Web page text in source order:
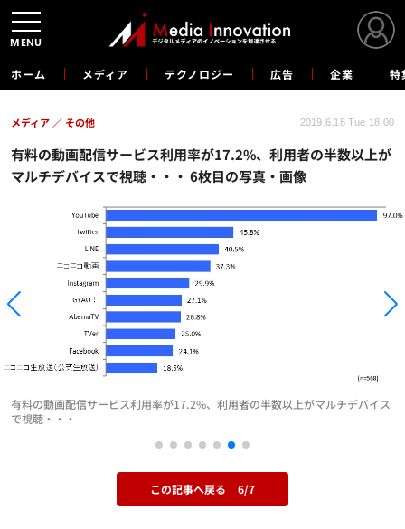
ホーム メディア テクノロジー 広告 企業 特
有料の動画配信サービス利用率が17.2%、利用者の半数以上が
マルチデバイスで視聴・・・ 6枚目の写真・画像
メディア その他 2019.6.18 Tue 18:00
有料の動画配信サービス利用率が17.2%、利用者の半数以上がマルチデバイス
で視聴・・・
この記事へ戻る 6/7
MENU